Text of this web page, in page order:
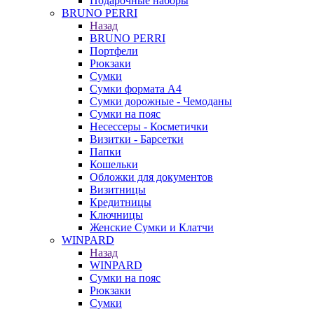
BRUNO PERRI
Назад
BRUNO PERRI
Портфели
Рюкзаки
Сумки
Сумки формата А4
Сумки дорожные - Чемоданы
Сумки на пояс
Несессеры - Косметички
Визитки - Барсетки
Папки
Кошельки
Обложки для документов
Визитницы
Кредитницы
Ключницы
Женские Сумки и Клатчи
WINPARD
Назад
WINPARD
Сумки на пояс
Рюкзаки
Сумки